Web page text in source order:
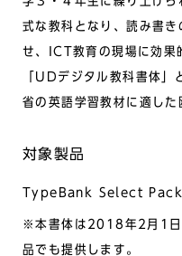
式な教科となり、読み書
せ、ICT教育の現場に効果
「UDデジタル教科書体」
省の英語学習教材に適した
対象製品
TypeBank Select Pack
※本書体は2018年2月1
品でも提供します。